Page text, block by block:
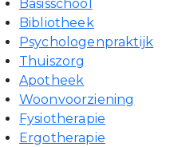
Basisschool
Bibliotheek
Psychologenpraktijk
Thuiszorg
Apotheek
Woonvoorziening
Fysiotherapie
Ergotherapie